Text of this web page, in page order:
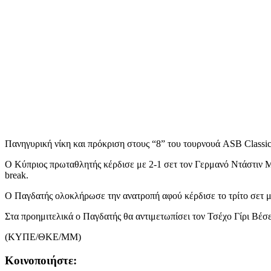
Πανηγυρική νίκη και πρόκριση στους “8” του τουρνουά ASB
Ο Κύπριος πρωταθλητής κέρδισε με 2-1 σετ τον Γερμανό Ντάστιν
break.
Ο Παγδατής ολοκλήρωσε την ανατροπή αφού κέρδισε το τρίτο σετ
Στα προημιτελικά ο Παγδατής θα αντιμετωπίσει τον Τσέχο Γίρι
(ΚΥΠΕ/ΘΚΕ/ΜΜ)
Κοινοποιήστε: